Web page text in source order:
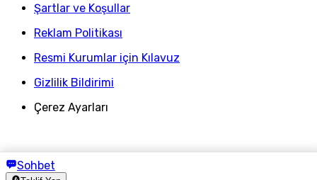
Sohbet
Şartlar ve Koşullar
Reklam Politikası
Resmi Kurumlar için Kılavuz
Gizlilik Bildirimi
Çerez Ayarları